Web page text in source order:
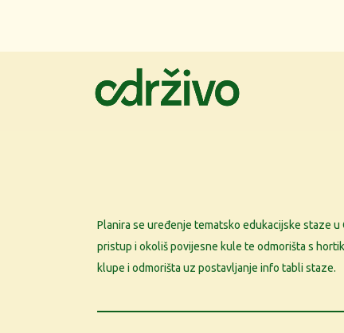
Planira se uređenje tematsko edukacijske staze
pristup i okoliš povijesne kule te odmorišta s
klupe i odmorišta uz postavljanje info tabli staze.